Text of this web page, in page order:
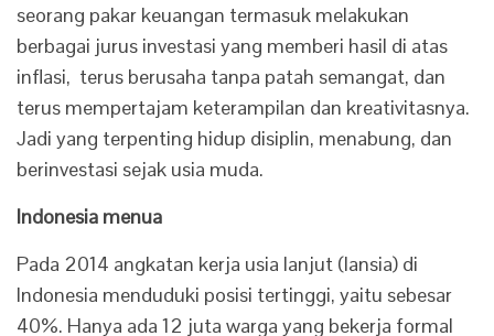
seorang pakar keuangan termasuk melakukan
berbagai jurus investasi yang memberi hasil di atas
inflasi, terus berusaha tanpa patah semangat, dan
terus mempertajam keterampilan dan kreativitasnya.
Jadi yang terpenting hidup disiplin, menabung, dan
berinvestasi sejak usia muda.
Indonesia menua
Pada 2014 angkatan kerja usia lanjut (lansia) di
Indonesia menduduki posisi tertinggi, yaitu sebesar
40%. Hanya ada 12 juta warga yang bekerja formal